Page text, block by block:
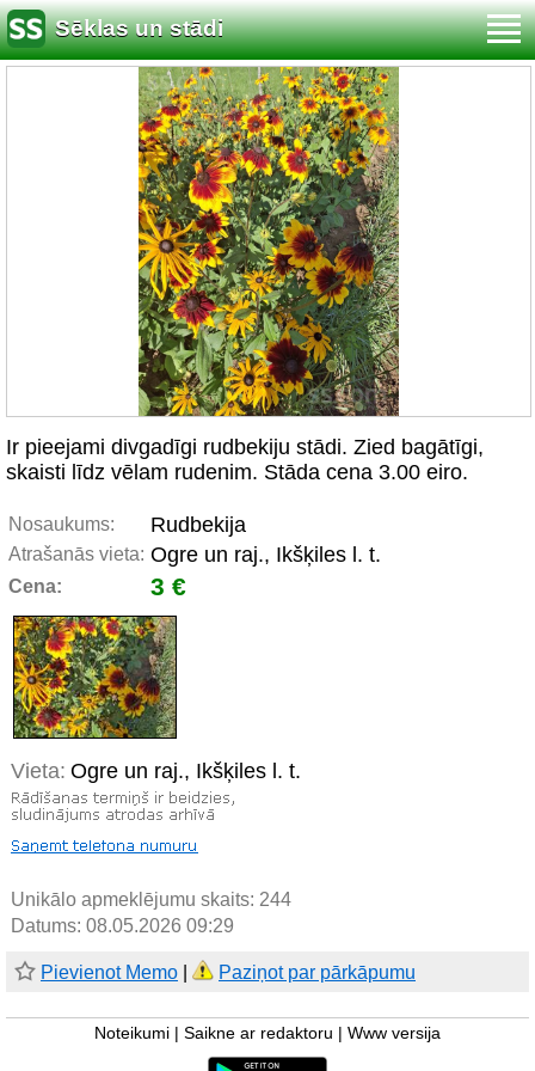
Sēklas un stādi
Ir pieejami divgadīgi rudbekiju stādi. Zied bagātīgi,
skaisti līdz vēlam rudenim. Stāda cena 3.00 eiro.
Nosaukums: Rudbekija
Atrašanās vieta: Ogre un raj., Ikšķiles l. t.
Cena: 3 €
Vieta: Ogre un raj., Ikšķiles l. t.
Unikālo apmeklējumu skaits: 244
Datums: 08.05.2026 09:29
Pievienot Memo Paziņot par pārkāpumu
Noteikumi Saikne ar redaktoru Www versija